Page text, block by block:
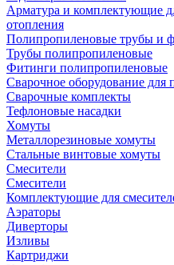
Арматура и комплектующие
отопления
Полипропиленовые трубы и
Трубы полипропиленовые
Фитинги полипропиленовые
Сварочное оборудование
Сварочные комплекты
Тефлоновые насадки
Хомуты
Металлорезиновые хомуты
Стальные винтовые хомуты
Смесители
Смесители
Комплектующие для
Аэраторы
Диверторы
Изливы
Картриджи